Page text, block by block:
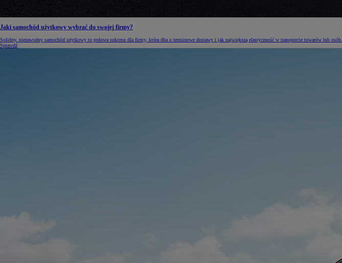
Jaki samochód użytkowy wybrać do swojej firmy?
Solidny, niezawodny samochód użytkowy to połowa sukcesu dla firmy, która dba o terminowe dostawy i jak największą elastyczność w transporcie towarów lub osób.
Sprawdź